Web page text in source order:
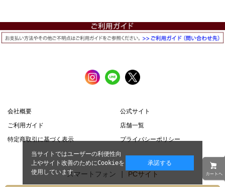
会社概要
公式サイト
ご利用ガイド
店舗一覧
特定商取引に基づく表示
プライバシーポリシー
スマートフォン | PCサイト
当サイトではユーザーの利便性向
上やサイト改善のためにCookieを
使用しています。
承諾する